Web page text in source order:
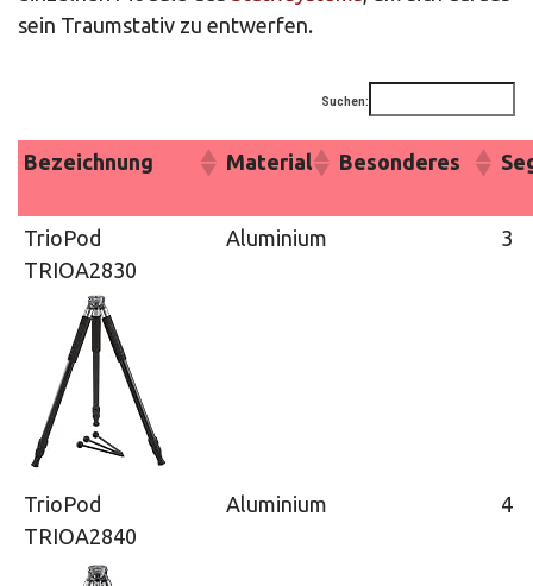
sein Traumstativ zu entwerfen.
Suchen:
Bezeichnung Material Besonderes
TrioPod
TRIOA2830
Aluminium 3
TrioPod
TRIOA2840
Aluminium 4